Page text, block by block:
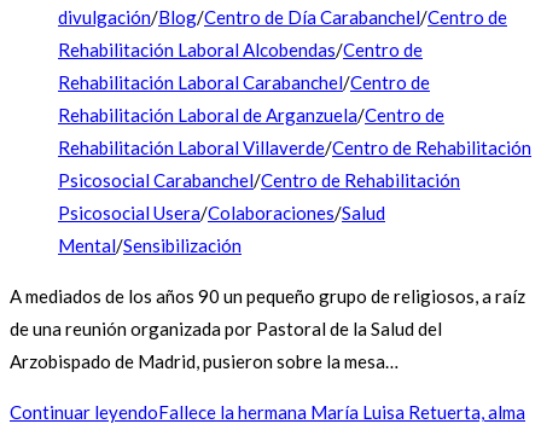
divulgación/Blog/Centro de Día Carabanchel/Centro de
Rehabilitación Laboral Alcobendas/Centro de
Rehabilitación Laboral Carabanchel/Centro de
Rehabilitación Laboral de Arganzuela/Centro de
Rehabilitación Laboral Villaverde/Centro de Rehabilitación
Psicosocial Carabanchel/Centro de Rehabilitación
Psicosocial Usera/Colaboraciones/Salud
Mental/Sensibilización
A mediados de los años 90 un pequeño grupo de religiosos, a raíz
de una reunión organizada por Pastoral de la Salud del
Arzobispado de Madrid, pusieron sobre la mesa…
Continuar leyendoFallece la hermana María Luisa Retuerta, alma